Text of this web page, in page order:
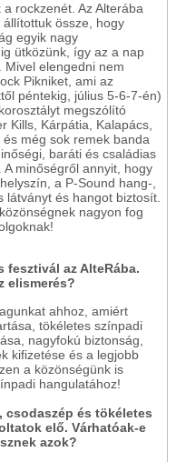
rockzenét. Az Alterába
össze, hogy
egyik nagy
ütközünk, így az a nap
Mivel elengedni nem
Pikniket, ami az
péntekig, július 5-6-7-én)
megszólító
Kills, Kárpátia, Kalapács,
még sok remek banda
baráti és családias
minőségről annyit, hogy
a P-Sound hang-,
látványt és hangot biztosít.
nagyon fog
fesztivál az AlteRába.
elismerés?
ahhoz, amiért
tökéletes színpadi
nagyfokú biztonság,
kifizetése és a legjobb
a közönségünk is
hangulatához!
és tökéletes
elő. Várhatóak-e
azok?